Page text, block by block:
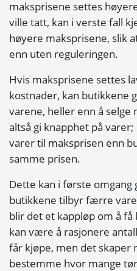
maksprisene settes
ville tatt, kan i verste fall
høyere maksprisene, slik
enn uten reguleringen.
Hvis maksprisene settes
kostnader, kan butikkene
varene, heller enn å selge
altså gi knapphet på
varer til maksprisen enn
samme prisen.
Dette kan i første
butikkene tilbyr færre
blir det et kappløp om å
kan være å rasjonere
får kjøpe, men det skaper
bestemme hvor mange